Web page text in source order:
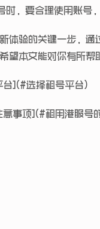
，要合理使用账号
体验的关键一步，
望本文能对你有所帮
台](#选择租号平台)
事项](#租用港服号